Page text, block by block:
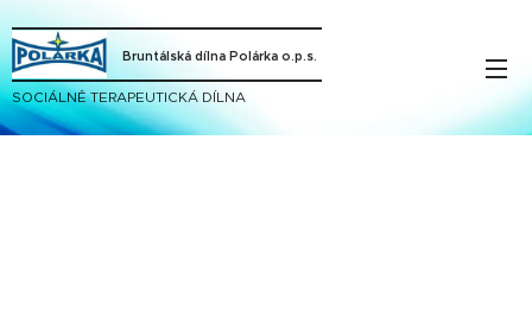
Bruntálská dílna Polárka o.p.s.
SOCIÁLNĚ TERAPEUTICKÁ DÍLNA